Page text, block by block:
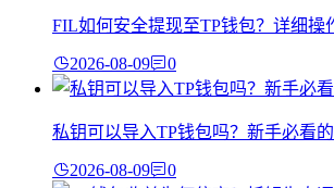
FIL如何安全提现至TP钱包？详细操
2026-08-09 0
私钥可以导入TP钱包吗？新手必看
2026-08-09 0